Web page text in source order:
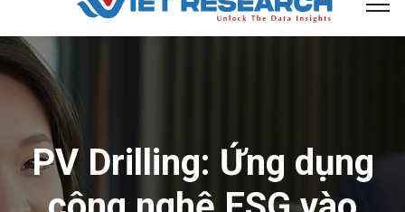
PV Drilling: Ứng dụng